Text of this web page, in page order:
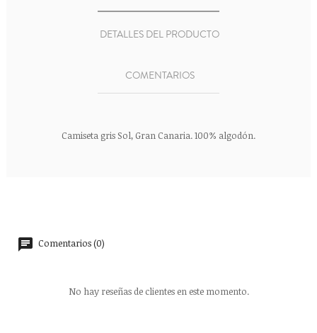
DETALLES DEL PRODUCTO
COMENTARIOS
Camiseta gris Sol, Gran Canaria. 100% algodón.
Comentarios (0)
No hay reseñas de clientes en este momento.